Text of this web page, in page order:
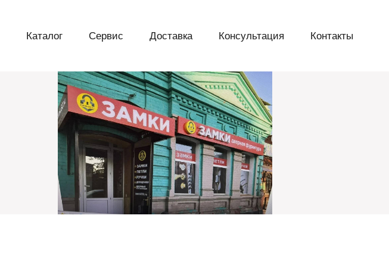
Каталог Сервис Доставка Консультация Контакты